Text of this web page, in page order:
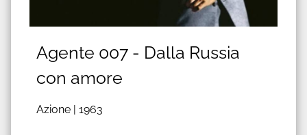
Agente 007 - Dalla Russia
con amore
Azione | 1963